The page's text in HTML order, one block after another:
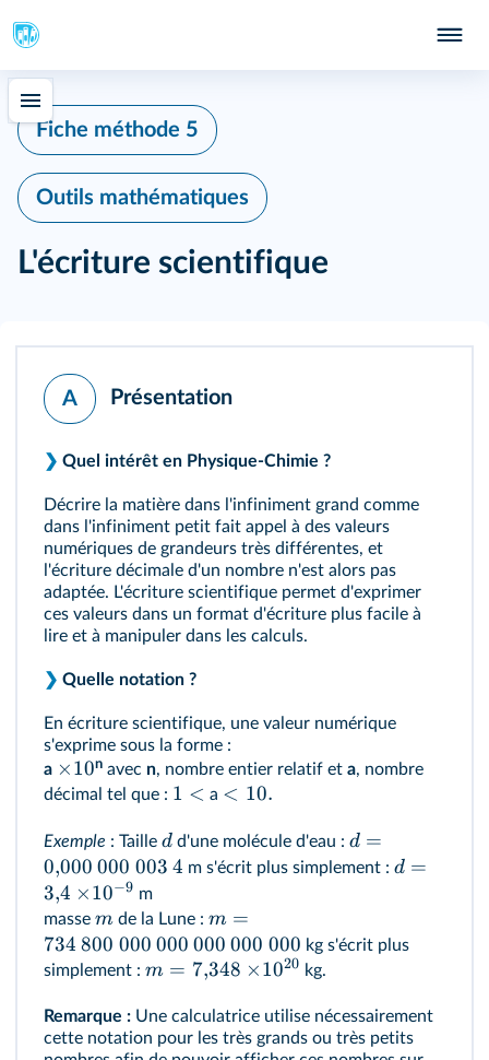
Fiche méthode 5
Outils mathématiques
L'écriture scientifique
A Présentation
❯ Quel intérêt en Physique-Chimie ?
Décrire la matière dans l'infiniment grand comme
dans l'infiniment petit fait appel à des valeurs
numériques de grandeurs très différentes, et
l'écriture décimale d'un nombre n'est alors pas
adaptée. L'écriture scientifique permet d'exprimer
ces valeurs dans un format d'écriture plus facile à
lire et à manipuler dans les calculs.
❯ Quelle notation ?
En écriture scientifique, une valeur numérique
s'exprime sous la forme :
a ×10n avec n, nombre entier relatif et a, nombre
décimal tel que : 1 < a < 10.
Exemple : Taille d d'une molécule d'eau : d =
0,000 000 003 4 m s'écrit plus simplement : d =
3,4 ×10−9 m
masse m de la Lune : m =
734 800 000 000 000 000 000 kg s'écrit plus
simplement : m = 7,348 ×1020 kg.
Remarque : Une calculatrice utilise nécessairement
cette notation pour les très grands ou très petits